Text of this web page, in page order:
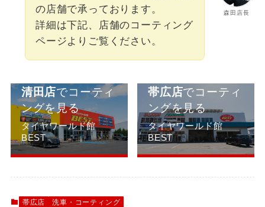
森田店長
の店舗で承っております。
詳細は下記、店舗のコーティング
ページよりご覧ください。
清田店でコーティ
ングを見る
タイヤワールド館
BEST
帯広店でコーティ
ングを見る
タイヤワールド館
BEST
帯広店 洗車・コーティング